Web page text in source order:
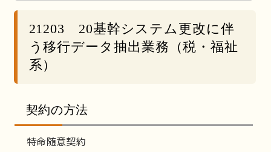
21203 20基幹システム更改に伴
う移行データ抽出業務（税・福祉
系）
契約の方法
特命随意契約